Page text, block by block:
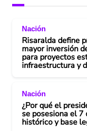
Nación
Risaralda define
mayor inversión
para proyectos
infraestructura y
Nación
¿Por qué el
se posesiona el 7
histórico y base